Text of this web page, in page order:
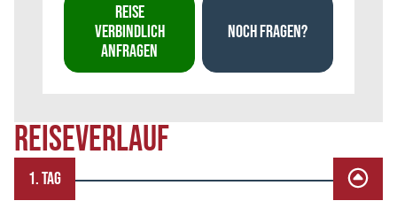
REISEVERLAUF
1. TAG
REISE
VERBINDLICH
ANFRAGEN
NOCH FRAGEN?